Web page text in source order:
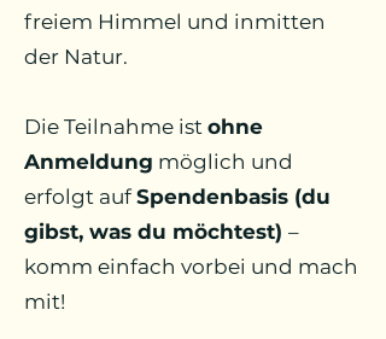
freiem Himmel und inmitten
der Natur.
Die Teilnahme ist ohne
Anmeldung möglich und
erfolgt aufSpendenbasis (du
gibst, was du möchtest) –
komm einfach vorbei und mach
mit!